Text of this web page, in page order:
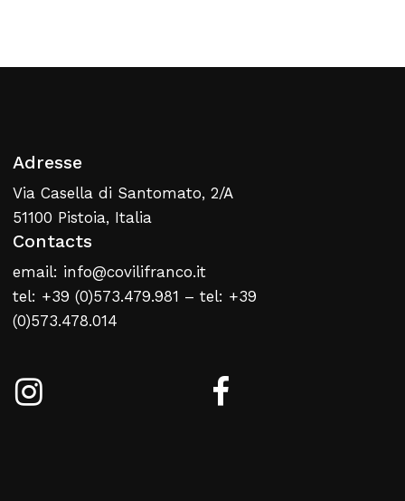
Adresse
Via Casella di Santomato, 2/A
51100 Pistoia, Italia
Contacts
email: info@covilifranco.it
tel: +39 (0)573.479.981 – tel: +39
(0)573.478.014